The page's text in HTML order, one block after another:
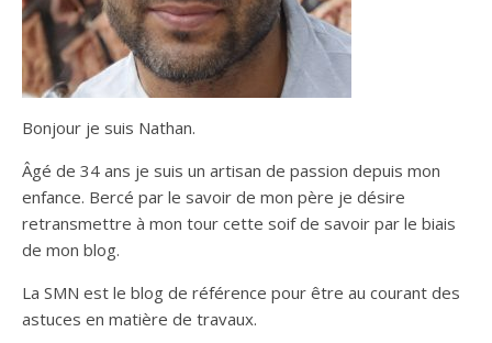
Bonjour je suis Nathan.
Âgé de 34 ans je suis un artisan de passion depuis mon
enfance. Bercé par le savoir de mon père je désire
retransmettre à mon tour cette soif de savoir par le biais
de mon blog.
La SMN est le blog de référence pour être au courant des
astuces en matière de travaux.